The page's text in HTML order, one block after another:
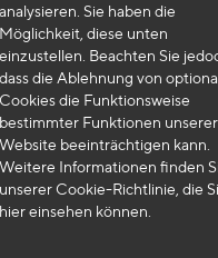
analysieren. Sie haben die
Möglichkeit, diese unten
einzustellen. Beachten Sie
dass die Ablehnung von
Cookies die Funktionsweise
bestimmter Funktionen unserer
Website beeinträchtigen kann.
Weitere Informationen finden
unserer Cookie-Richtlinie, die
hiereinsehen können.
innerhalb von 48 bis 72
Metropolitan-Frankreich
Versandkostenfrei
bei 250 Euros*